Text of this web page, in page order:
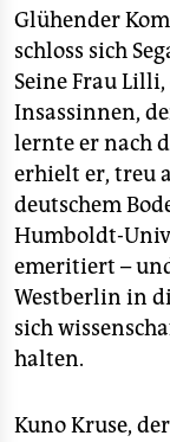
Glühender
schloss sich
Seine Frau
Insassinnen,
lernte er nach
erhielt er, treu
deutschem
Humboldt-
emeritiert –
Westberlin in
sich
halten.
Kuno Kruse,